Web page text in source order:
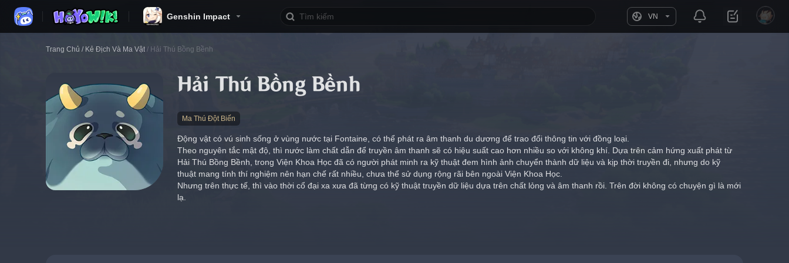
Genshin Impact VN
Trang Chủ / Kẻ Địch Và Ma Vật / Hải Thú Bồng Bềnh
Hải Thú Bồng Bềnh
Ma Thú Đột Biến
Động vật có vú sinh sống ở vùng nước tại Fontaine, có thể phát ra âm thanh du dương để trao đổi thông tin với đồng loại.
Theo nguyên tắc mật độ, thì nước làm chất dẫn để truyền âm thanh sẽ có hiệu suất cao hơn nhiều so với không khí. Dựa trên cảm hứng xuất phát từ
Hải Thú Bồng Bềnh, trong Viện Khoa Học đã có người phát minh ra kỹ thuật đem hình ảnh chuyển thành dữ liệu và kịp thời truyền đi, nhưng do kỹ
thuật mang tính thí nghiệm nên hạn chế rất nhiều, chưa thể sử dụng rộng rãi bên ngoài Viện Khoa Học.
Nhưng trên thực tế, thì vào thời cổ đại xa xưa đã từng có kỹ thuật truyền dữ liệu dựa trên chất lỏng và âm thanh rồi. Trên đời không có chuyện gì là mới
lạ.